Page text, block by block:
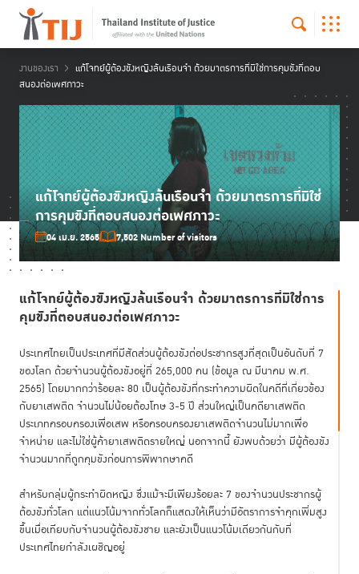
งานของเรา
แก้โจทย์ผู้ต้องขังหญิงล้นเรือนจำ ด้วยมาตรการที่มิใช่การคุมขังที่ตอบ
สนองต่อเพศภาวะ
แก้โจทย์ผู้ต้องขังหญิงล้นเรือนจำ ด้วยมาตรการที่มิใช่
การคุมขังที่ตอบสนองต่อเพศภาวะ
04 เม.ย. 2565 7,502 Number of visitors
แก้โจทย์ผู้ต้องขังหญิงล้นเรือนจำ ด้วยมาตรการที่มิใช่การ
คุมขังที่ตอบสนองต่อเพศภาวะ
ประเทศไทยเป็นประเทศที่มีสัดส่วนผู้ต้องขังต่อประชากรสูงที่สุดเป็นอันดับที่ 7
ของโลก ด้วยจำนวนผู้ต้องขังอยู่ที่ 265,000 คน (ข้อมูล ณ มีนาคม พ.ศ.
2565) โดยมากกว่าร้อยละ 80 เป็นผู้ต้องขังที่กระทำความผิดในคดีที่เกี่ยวข้อง
กับยาเสพติด จำนวนไม่น้อยต้องโทษ 3-5 ปี ส่วนใหญ่เป็นคดียาเสพติด
ประเภทครอบครองเพื่อเสพ หรือครอบครองยาเสพติดจำนวนไม่มากเพื่อ
จำหน่าย และไม่ใช่ผู้ค้ายาเสพติดรายใหญ่ นอกจากนี้ ยังพบด้วยว่า มีผู้ต้องขัง
จำนวนมากที่ถูกคุมขังก่อนการพิพากษาคดี
สำหรับกลุ่มผู้กระทำผิดหญิง ซึ่งแม้จะมีเพียงร้อยละ 7 ของจำนวนประชากรผู้
ต้องขังทั่วโลก แต่แนวโน้มจากทั่วโลกก็แสดงให้เห็นว่ามีอัตราการจำคุกเพิ่มสูง
ขึ้นเมื่อเทียบกับจำนวนผู้ต้องขังชาย และยังเป็นแนวโน้มเดียวกันกับที่
ประเทศไทยกำลังเผชิญอยู่